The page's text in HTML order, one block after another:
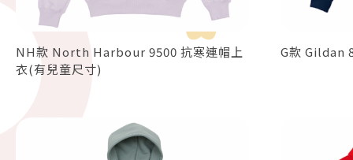
NH款 North Harbour 9500 抗寒連帽上
衣(有兒童尺寸)
G款 Gildan